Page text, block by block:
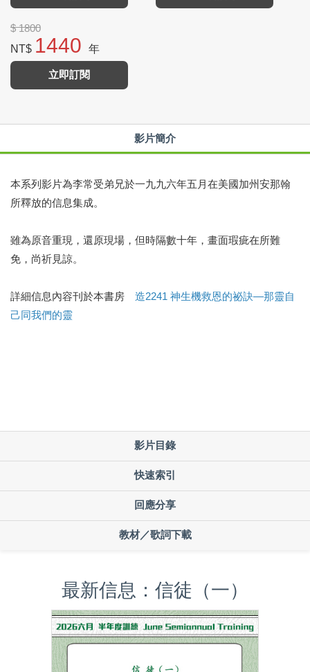
$ 1800
NT$ 1440 年
立即訂閱
影片簡介
本系列影片為李常受弟兄於一九九六年五月在美國加州安那翰
所釋放的信息集成。
雖為原音重現，還原現場，但時隔數十年，畫面瑕疵在所難
免，尚祈見諒。
詳細信息內容刊於本書房 造2241 神生機救恩的祕訣—那靈自
己同我們的靈
影片目錄
快速索引
回應分享
教材／歌詞下載
最新信息：信徒（一）